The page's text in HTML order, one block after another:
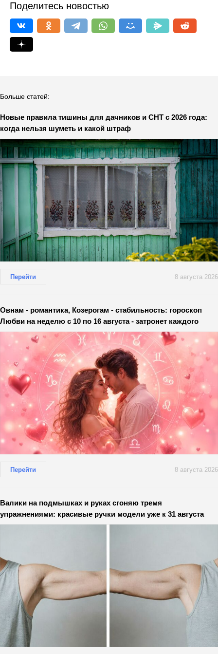
Поделитесь новостью
Больше статей:
Новые правила тишины для дачников и СНТ с 2026 года:
когда нельзя шуметь и какой штраф
Перейти 8 августа 2026
Овнам - романтика, Козерогам - стабильность: гороскоп
Любви на неделю с 10 по 16 августа - затронет каждого
Перейти 8 августа 2026
Валики на подмышках и руках сгоняю тремя
упражнениями: красивые ручки модели уже к 31 августа